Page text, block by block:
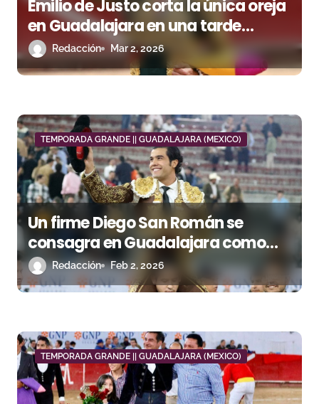
n
t
a
d
a
s
Emilio de Justo corta la única oreja
en Guadalajara en una tarde
marcada por la dureza de Xajay y
la grave voltereta a Diego Sánchez
Redacción Mar 2, 2026
TEMPORADA GRANDE || GUADALAJARA (MEXICO)
Un firme Diego San Román se
consagra en Guadalajara como
torero consentido saliendo a
hombros
Redacción Feb 2, 2026
TEMPORADA GRANDE || GUADALAJARA (MEXICO)